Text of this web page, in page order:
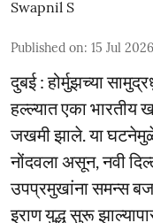
Swapnil S
Published on: 15 Jul
दुबई : होर्मुझच्या
हल्ल्यात एका भारतीय
जखमी झाले. या
नोंदवला असून, नवी
उपप्रमुखांना समन्स
इराण युद्ध सुरू